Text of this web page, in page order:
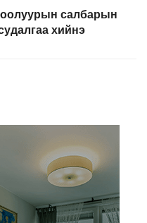
салбарын
хийнэ